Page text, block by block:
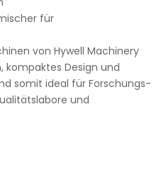
für
von Hywell Machinery
kompaktes Design und
somit ideal für Forschungs-
und